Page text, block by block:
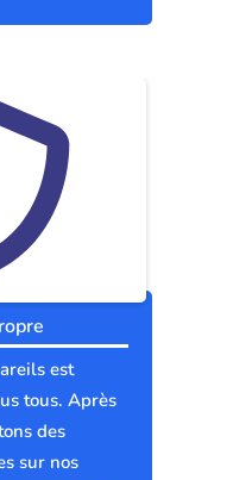
est
tous. Après
des
sur nos